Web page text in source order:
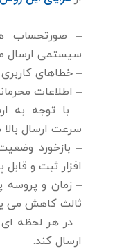
– صورتحساب
سیستمی ارسال
– خطاهای
– اطلاعات
– با توجه به
سرعت ارسال
– بازخورد
افزار ثبت و
– زمان و
ثالث کاهش می
– در هر لحظه ای
ارسال كند.